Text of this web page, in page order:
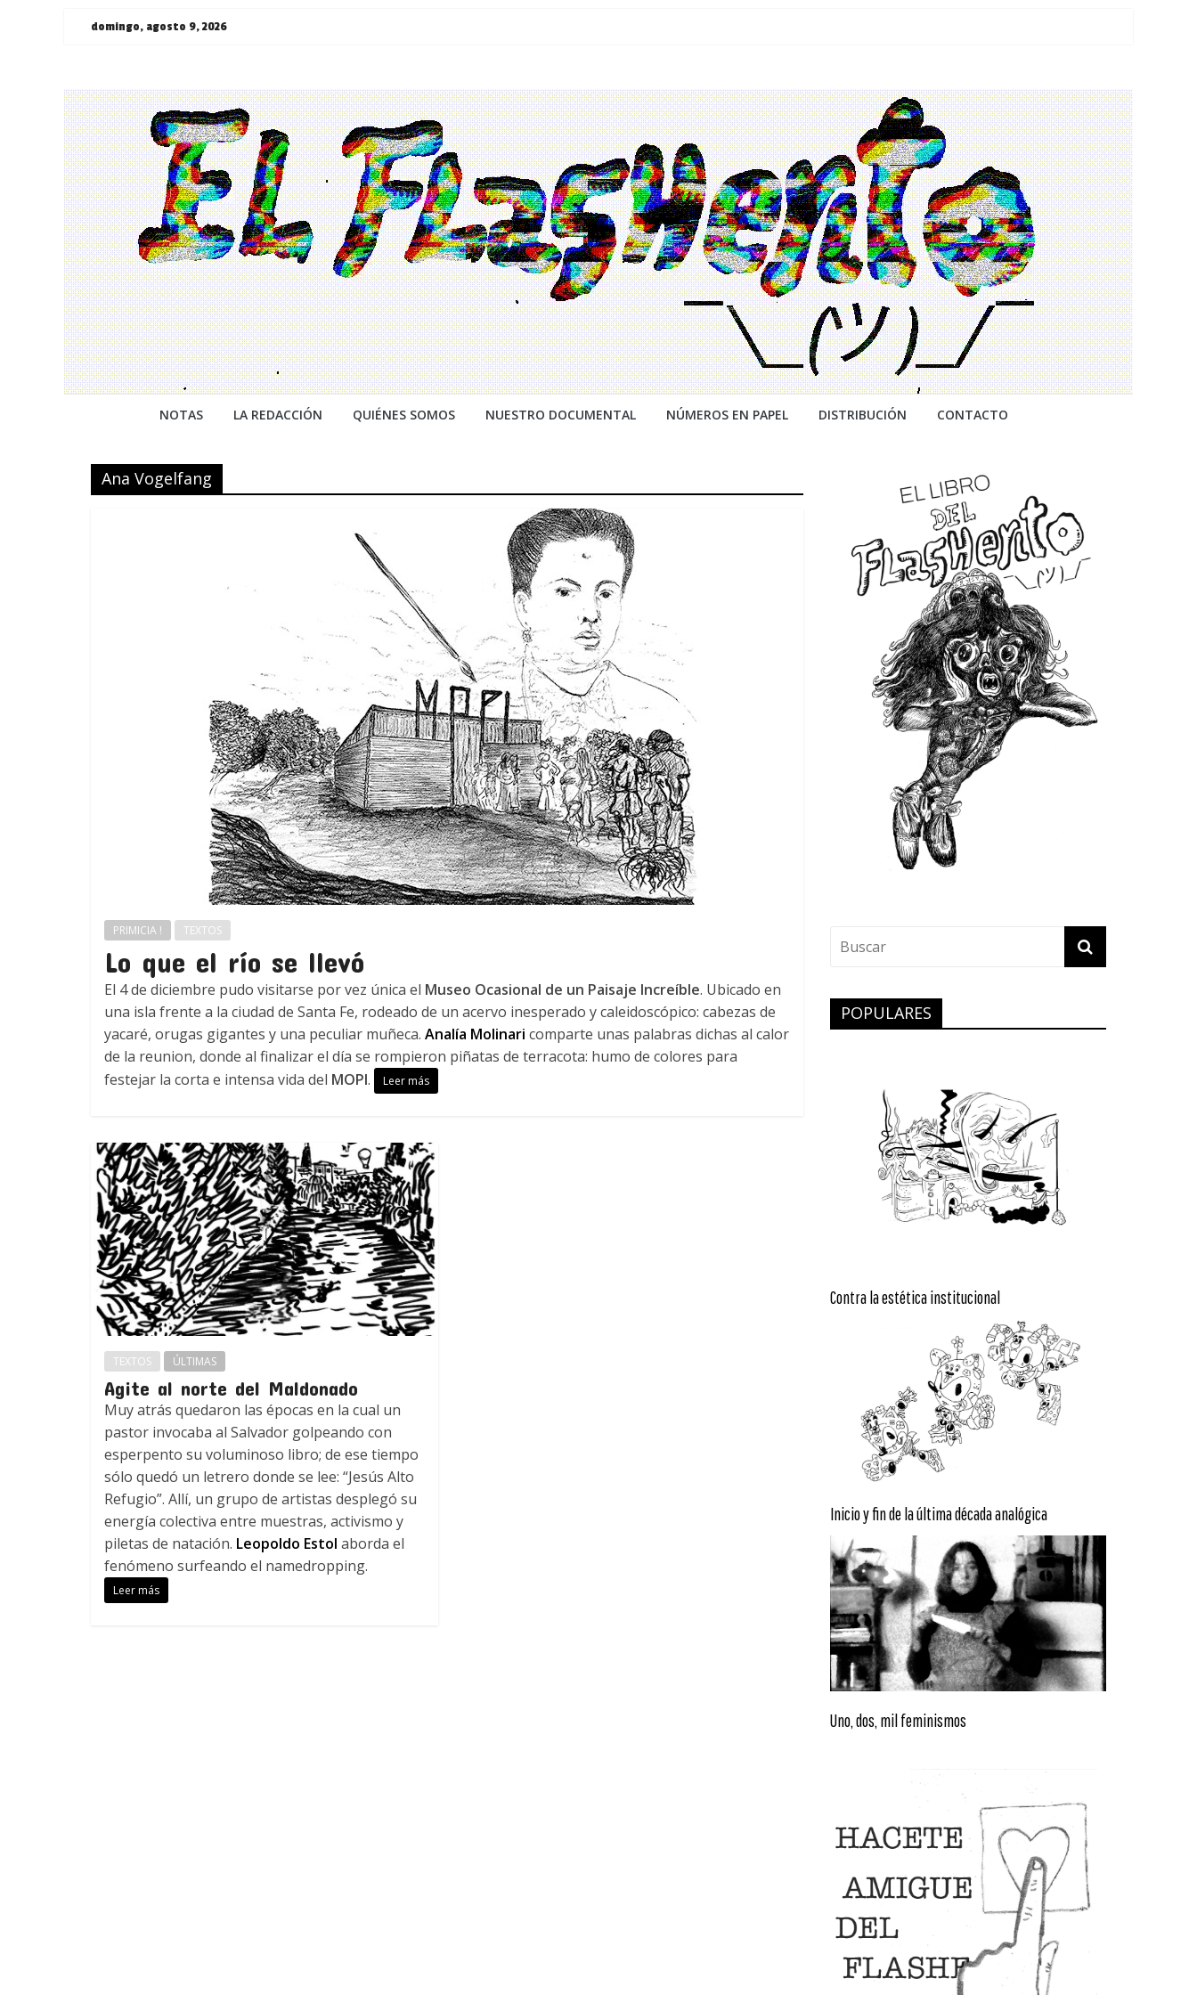
Saltardomingo, agosto 9, 2026
¯\_(ツ)_/
¯
NOTAS LA REDACCIÓN QUIÉNES SOMOS NUESTRO DOCUMENTAL NÚMEROS EN PAPEL DISTRIBUCIÓN CONTACTO
Ana Vogelfang
PRIMICIA ! TEXTOS
Lo que el río se llevó
El 4 de diciembre pudo visitarse por vez única el Museo Ocasional de un Paisaje Increíble. Ubicado en
una isla frente a la ciudad de Santa Fe, rodeado de un acervo inesperado y caleidoscópico: cabezas de
yacaré, orugas gigantes y una peculiar muñeca. Analía Molinari comparte unas palabras dichas al calor
de la reunion, donde al finalizar el día se rompieron piñatas de terracota: humo de colores para
festejar la corta e intensa vida del MOPI. Leer más
TEXTOS ÚLTIMAS
Agite al norte del Maldonado
Muy atrás quedaron las épocas en la cual un
pastor invocaba al Salvador golpeando con
esperpento su voluminoso libro; de ese tiempo
sólo quedó un letrero donde se lee: “Jesús Alto
Refugio”. Allí, un grupo de artistas desplegó su
energía colectiva entre muestras, activismo y
piletas de natación. Leopoldo Estol aborda el
fenómeno surfeando el namedropping.
Leer más
POPULARES
Contra la estética institucional
Inicio y fin de la última década analógica
Uno, dos, mil feminismos